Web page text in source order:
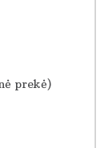
prekė)